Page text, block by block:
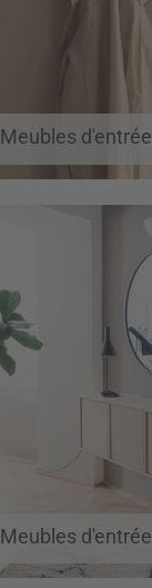
Meubles d'entrée
Meubles d'entrée